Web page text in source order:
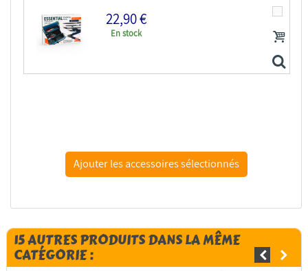
22,90 €
En stock
AK interactive ak9559 OUTILS ESSENTIELS POUR...
15 AUTRES PRODUITS DANS LA MÊME
CATÉGORIE :